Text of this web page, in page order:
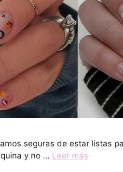
seguras de estar listas
y no … Leer más